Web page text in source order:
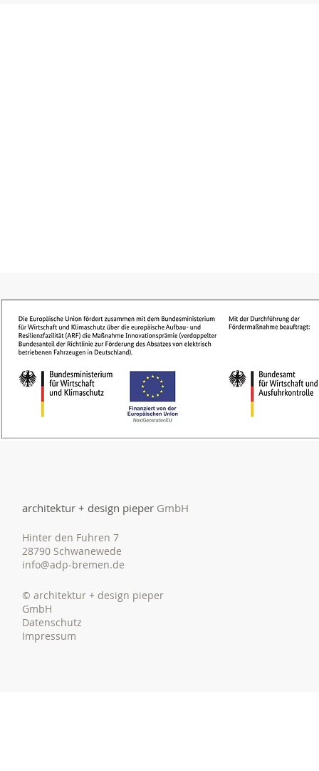
architektur + design pieper GmbH
Hinter den Fuhren 7
28790 Schwanewede
info@adp-bremen.de
© architektur + design pieper
GmbH
Datenschutz
Impressum